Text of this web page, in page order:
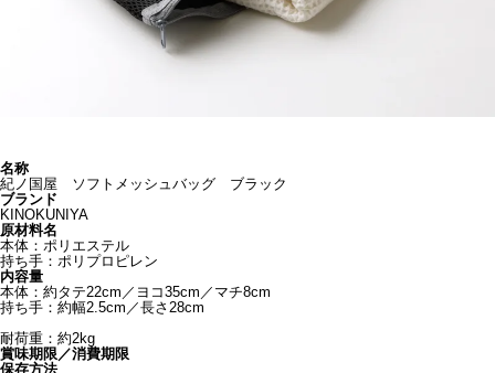
名称
紀ノ国屋 ソフトメッシュバッグ ブラック
ブランド
KINOKUNIYA
原材料名
本体：ポリエステル
持ち手：ポリプロピレン
内容量
本体：約タテ22cm／ヨコ35cm／マチ8cm
持ち手：約幅2.5cm／長さ28cm
耐荷重：約2kg
賞味期限／消費期限
保存方法